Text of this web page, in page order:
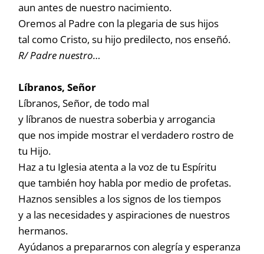
aun antes de nuestro nacimiento.
Oremos al Padre con la plegaria de sus hijos
tal como Cristo, su hijo predilecto, nos enseñó.
R/ Padre nuestro…
Líbranos, Señor
Líbranos, Señor, de todo mal
y líbranos de nuestra soberbia y arrogancia
que nos impide mostrar el verdadero rostro de
tu Hijo.
Haz a tu Iglesia atenta a la voz de tu Espíritu
que también hoy habla por medio de profetas.
Haznos sensibles a los signos de los tiempos
y a las necesidades y aspiraciones de nuestros
hermanos.
Ayúdanos a prepararnos con alegría y esperanza